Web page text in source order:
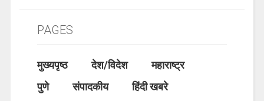
PAGES
मुख्यपृष्ठ देश/विदेश
महाराष्ट्र
पुणे
संपादकीय
हिंदी खबरे